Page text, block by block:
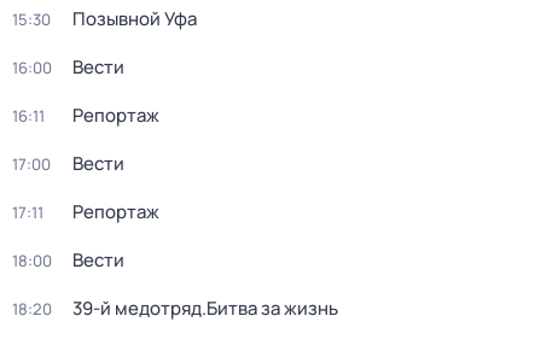
15:30 Позывной Уфа
16:00 Вести
16:11 Репортаж
17:00 Вести
17:11 Репортаж
18:00 Вести
18:20 39-й медотряд.Битва за жизнь